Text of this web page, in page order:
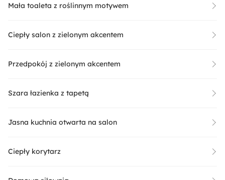
Mała toaleta z roślinnym motywem
Ciepły salon z zielonym akcentem
Przedpokój z zielonym akcentem
Szara łazienka z tapetą
Jasna kuchnia otwarta na salon
Ciepły korytarz